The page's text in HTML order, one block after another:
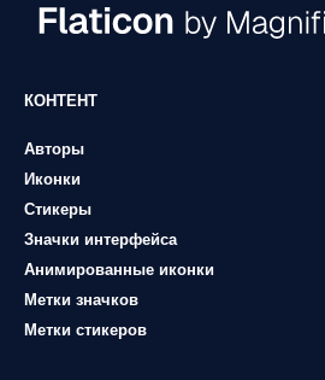
КОНТЕНТ
Авторы
Иконки
Стикеры
Значки интерфейса
Анимированные иконки
Метки значков
Метки стикеров